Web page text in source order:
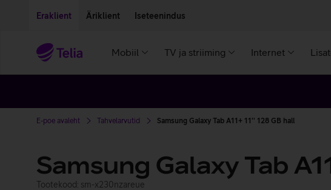
Eraklient Äriklient Iseteenindus
Mobiil TV ja striiming Internet
E-poe avaleht Tahvelarvutid Samsung Galaxy Tab A11+ 11'' 128 GB hall
Samsung Galaxy Tab
Tootekood: sm-x230nzareue